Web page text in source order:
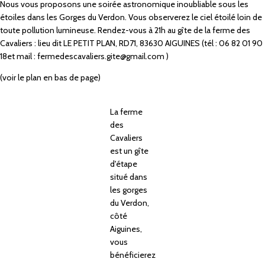
Nous vous proposons une soirée astronomique inoubliable sous les
étoiles dans les Gorges du Verdon. Vous observerez le ciel étoilé loin de
toute pollution lumineuse. Rendez-vous à 21h au gîte de la ferme des
Cavaliers : lieu dit LE PETIT PLAN, RD71, 83630 AIGUINES (tél : 06 82 01 90
18et mail : fermedescavaliers.gite@gmail.com )
(voir le plan en bas de page)
La ferme
des
Cavaliers
est un gîte
d'étape
situé dans
les gorges
du Verdon,
côté
Aiguines,
vous
bénéficierez